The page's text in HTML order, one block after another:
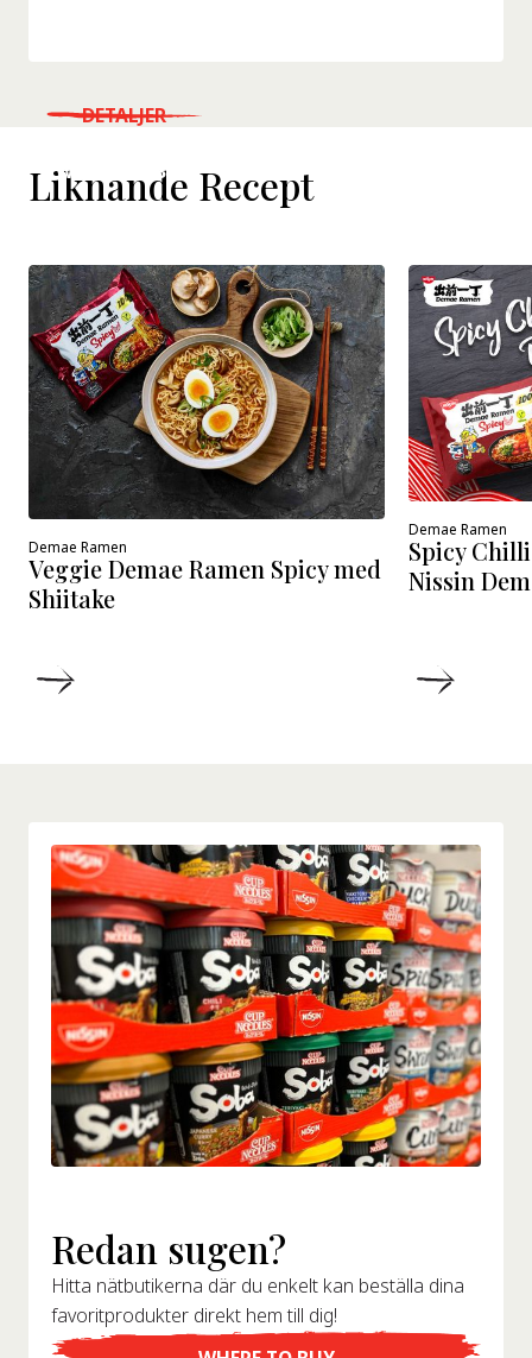
WHERE TO BUY
DETALJER
Liknande Recept
Demae Ramen
Veggie Demae Ramen Spicy med
Shiitake
Demae Ramen
Spicy
Nissin
Redan sugen?
Hitta nätbutikerna där du enkelt kan beställa dina
favoritprodukter direkt hem till dig!